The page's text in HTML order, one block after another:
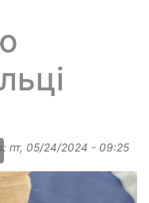
Email
пт, 05/24/2024 - 09:25